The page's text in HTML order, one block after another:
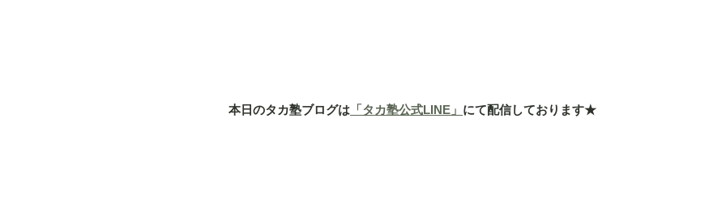
本日のタカ塾ブログは 「タカ塾公式LINE」 にて配信しております★